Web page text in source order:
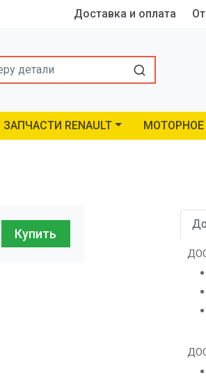
Доставка и оплата
ЗАПЧАСТИ RENAULT МОТОРНОЕ
Купить